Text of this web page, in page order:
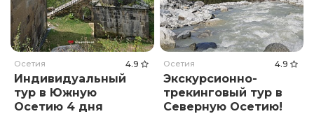
Осетия 4.9
Индивидуальный
тур в Южную
Осетию 4 дня
Осетия 4.9
Экскурсионно-
трекинговый тур в
Северную Осетию!